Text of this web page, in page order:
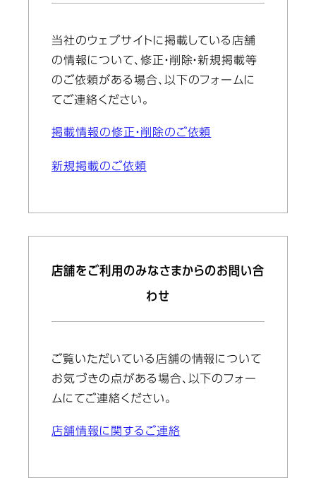
当社のウェブサイトに掲載している店舗
の情報について、修正・削除・新規掲載等
のご依頼がある場合、以下のフォームに
てご連絡ください。
掲載情報の修正・削除のご依頼
新規掲載のご依頼
店舗をご利用のみなさまからのお問い合
わせ
ご覧いただいている店舗の情報について
お気づきの点がある場合、以下のフォー
ムにてご連絡ください。
店舗情報に関するご連絡